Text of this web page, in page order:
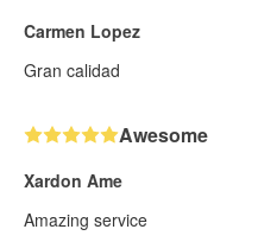
Carmen Lopez
Gran calidad
Awesome
Xardon Ame
Amazing service